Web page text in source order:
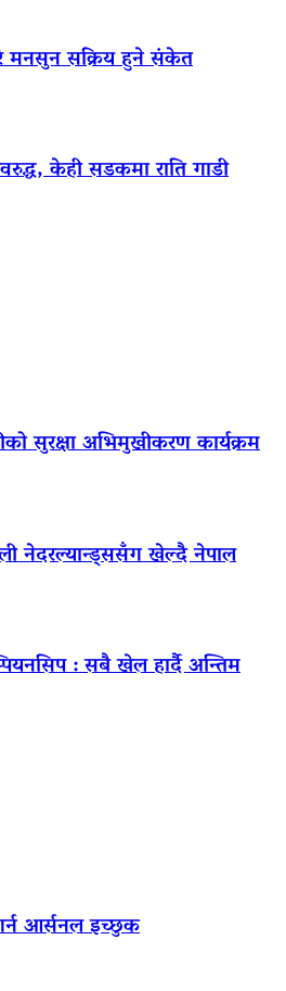
मनसुन सक्रिय हुने संकेत
केही सडकमा राति गाडी
सुरक्षा अभिमुखीकरण कार्यक्रम
नेदरल्यान्ड्ससँग खेल्दै नेपाल
: सबै खेल हार्दै अन्तिम
आर्सनल इच्छुक